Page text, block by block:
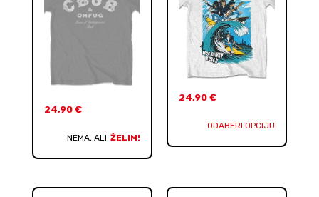
24,90 €
NEMA, ALI ŽELIM!
24,90 €
ODABERI OPCIJU